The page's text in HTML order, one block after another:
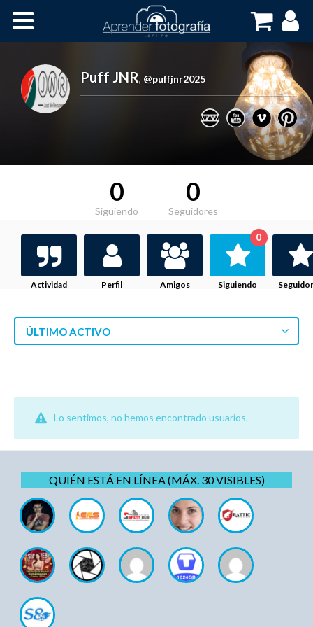
Cursos OnLine
Puff JNR, @puffjnr2025
0
Siguiendo
0
Seguidores
Actividad Perfil Amigos Siguiendo
0
ÚLTIMO ACTIVO
Lo sentimos, no hemos encontrado usuarios.
QUIÉN ESTÁ EN LÍNEA (MÁX. 30 VISIBLES)